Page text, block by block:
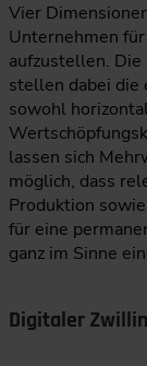
Vier
Unternehmen
aufzustellen.
stellen dabei die
sowohl
lassen sich
möglich, dass
Produktion
für eine
ganz im Sinne
Digitaler